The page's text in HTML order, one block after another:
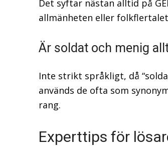
Det syftar nästan alltid på
allmänheten eller
Är soldat och menig
Inte strikt språkligt, då
används de ofta som
rang.
Experttips för